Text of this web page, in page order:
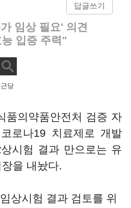
답글쓰기
임상 필요' 의견
입증 주력"
당
품의약품안전처 검증 자
로나19 치료제로 개발
시험 결과 만으로는 유
을 내놨다.
상시험 결과 검토를 위